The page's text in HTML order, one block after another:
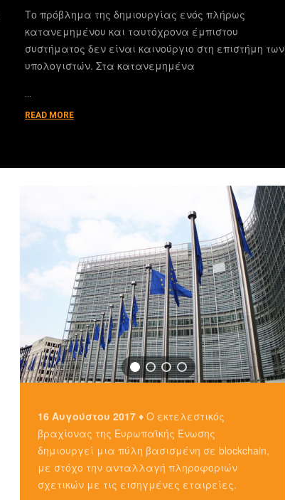
Το πρόβλημα της δημιουργίας ενός πλήρως
κατανεμημένου και ταυτόχρονα έμπιστου
συστήματος δεν είναι καινούργιο στη επιστήμη των
υπολογιστών. Στα κατανεμημένα
READ MORE
16 Αυγούστου 2017 ♦ Ο εκτελεστικός
βραχίονας της Ευρωπαϊκής Ένωσης
δημιουργεί μια πύλη βασισμένη σε blockchain,
με στόχο την ανταλλαγή πληροφοριών
σχετικών με τις εισηγμένες εταιρείες.